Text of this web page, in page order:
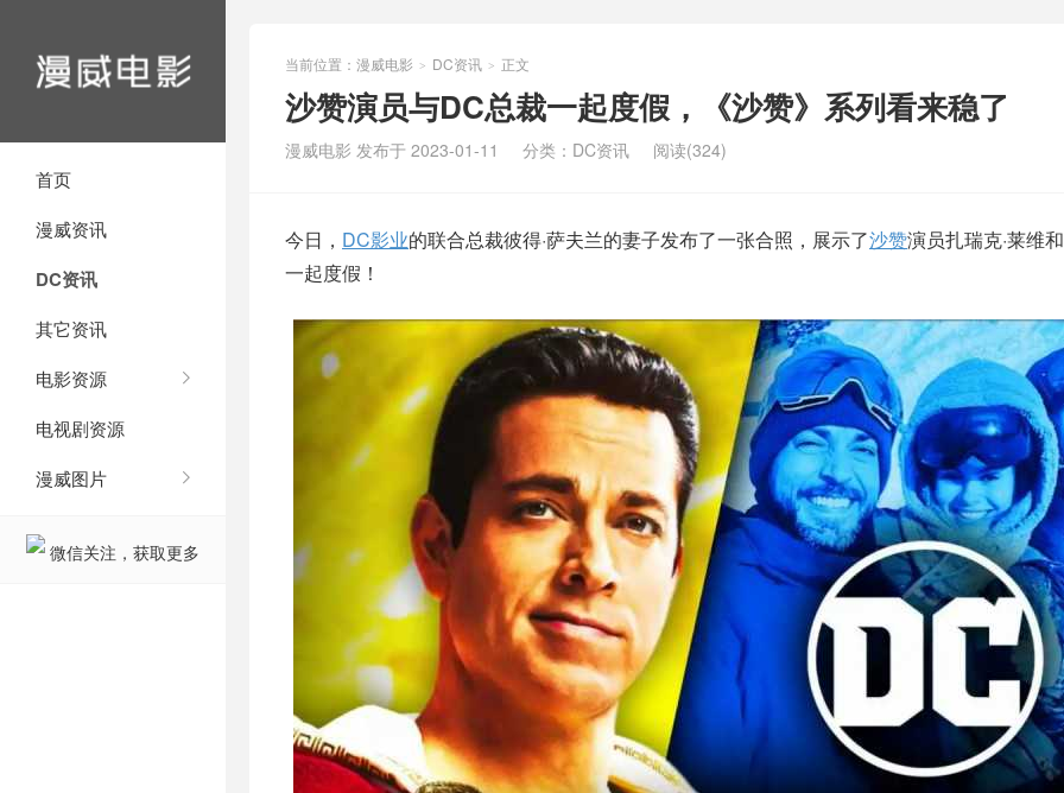
首页
漫威资讯
DC资讯
其它资讯
电影资源
电视剧资源
漫威图片
微信关注，获取更多
当前位置： 漫威电影 > DC资讯 > 正文
沙赞演员与DC总裁一起度假，《沙赞》系列看来稳了
漫威电影 发布于 2023-01-11 分类： DC资讯 阅读(324)
今日， DC影业的联合总裁彼得·萨夫兰的妻子发布了一张合照，展示了沙赞演员扎瑞克·莱维
一起度假！